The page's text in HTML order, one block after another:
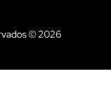
© 2026